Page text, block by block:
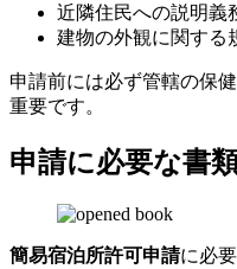
近隣住民への説明義
建物の外観に関する
申請前には必ず管轄の保
重要です。
申請に必要な書
簡易宿泊所許可申請に必